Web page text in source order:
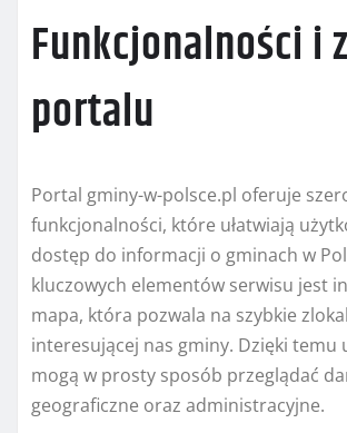
Funkcjonalności i
portalu
Portal gminy-w-polsce.pl oferuje
funkcjonalności, które ułatwiają
dostęp do informacji o gminach w
kluczowych elementów serwisu jest
mapa, która pozwala na szybkie
interesującej nas gminy. Dzięki temu
mogą w prosty sposób przeglądać
geograficzne oraz administracyjne.